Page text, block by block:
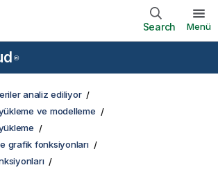
Search Menü
®
analiz ediliyor
ve modelleme
grafik fonksiyonları